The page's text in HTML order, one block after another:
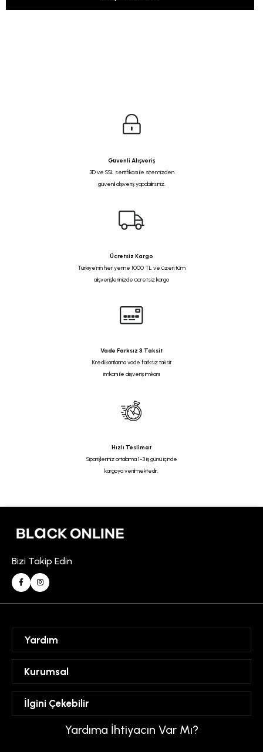
Güvenli Alışveriş
3D ve SSL sertifikası ile sitemizden
güvenli alışveriş yapabilirsiniz.
Ücretsiz Kargo
Türkiye'nin her yerine 1000 TL ve üzeri tüm
alışverişlerinizde ücretsiz kargo
Vade Farksız 3 Taksit
Kredi kartlarına vade farksız taksit
imkanı ile alışveriş imkanı
Hızlı Teslimat
Siparişleriniz ortalama 1-3 iş günü içinde
kargoya verilmektedir.
Bizi Takip Edin
Yardım
Hesabım
Favorilerim
Kurumsal
Mesafeli Satış Sözleşmesi
Üyelik Sözleşmesi
Gizlilik ve Güvenlik Politikası
İlgini Çekebilir
Yardıma İhtiyacın Var Mı?